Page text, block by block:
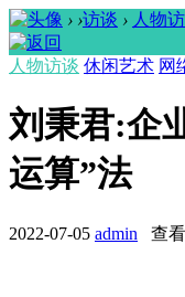
› ›访谈 › 人物
人物访谈 休闲艺术 网
刘秉君:企
运算”法
2022-07-05 admin 查